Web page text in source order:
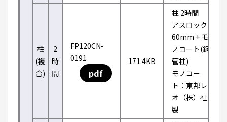
柱
(複
合)
2
時
間
FP120CN-
0191
pdf
171.4KB
柱 2時間
アスロック
60mm + モ
ノコート(鋼
管柱)
モノコー
ト：東邦レ
オ（株）社
製